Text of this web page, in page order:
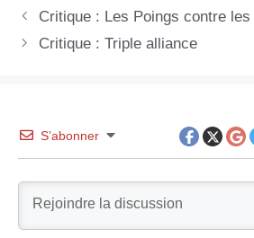
Critique : Les Poings contre les
Critique : Triple alliance
S’abonner